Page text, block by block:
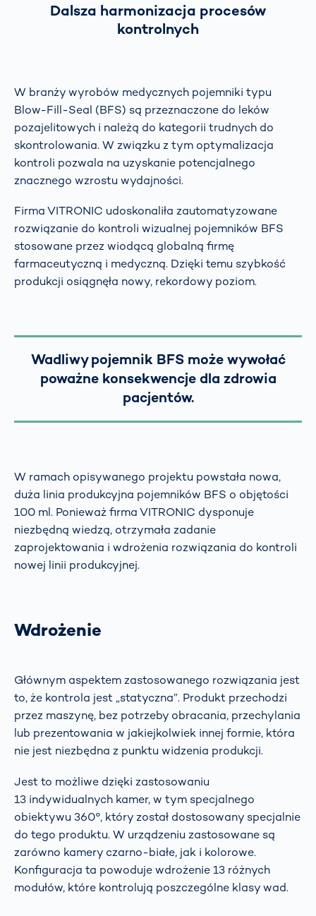
Dalsza harmonizacja procesów
kontrolnych
W branży wyrobów medycznych pojemniki typu
Blow-Fill-Seal (BFS) są przeznaczone do leków
pozajelitowych i należą do kategorii trudnych do
skontrolowania. W związku z tym optymalizacja
kontroli pozwala na uzyskanie potencjalnego
znacznego wzrostu wydajności.
Firma VITRONIC udoskonaliła zautomatyzowane
rozwiązanie do kontroli wizualnej pojemników BFS
stosowane przez wiodącą globalną firmę
farmaceutyczną i medyczną. Dzięki temu szybkość
produkcji osiągnęła nowy, rekordowy poziom.
Wadliwy pojemnik BFS może wywołać
poważne konsekwencje dla zdrowia
pacjentów.
W ramach opisywanego projektu powstała nowa,
duża linia produkcyjna pojemników BFS o objętości
100 ml. Ponieważ firma VITRONIC dysponuje
niezbędną wiedzą, otrzymała zadanie
zaprojektowania i wdrożenia rozwiązania do kontroli
nowej linii produkcyjnej.
Wdrożenie
Głównym aspektem zastosowanego rozwiązania jest
to, że kontrola jest „statyczna”. Produkt przechodzi
przez maszynę, bez potrzeby obracania, przechylania
lub prezentowania w jakiejkolwiek innej formie, która
nie jest niezbędna z punktu widzenia produkcji.
Jest to możliwe dzięki zastosowaniu
13 indywidualnych kamer, w tym specjalnego
obiektywu 360°, który został dostosowany specjalnie
do tego produktu. W urządzeniu zastosowane są
zarówno kamery czarno-białe, jak i kolorowe.
Konfiguracja ta powoduje wdrożenie 13 różnych
modułów, które kontrolują poszczególne klasy wad.